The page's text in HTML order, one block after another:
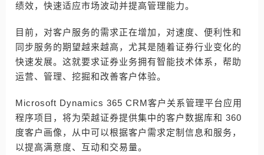
绩效，快速适应市场波动并提高管理能力。
目前，对客户服务的需求正在增加，对速度、便利性和
同步服务的期望越来越高，尤其是随着证券行业变化的
快速发展。这就要求证券业务拥有智能技术体系，帮助
运营、管理、挖掘和改善客户体验。
Microsoft Dynamics 365 CRM客户关系管理平台应用
程序项目，将为荣越证券提供集中的客户数据库和 360
度客户画像，从中可以根据客户需求定制信息和服务，
以提高满意度、互动和交易量。